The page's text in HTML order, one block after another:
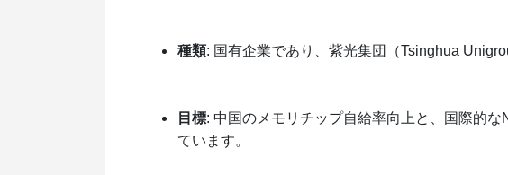
種類: 国有企業であり、紫光集団（Tsinghua
目標: 中国のメモリチップ自給率向上と、国際的
ています。